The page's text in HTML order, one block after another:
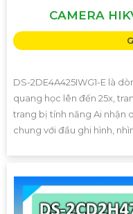
CAMERA
DS-2DE4A425IWG1-E là
quang học lên đến 25x,
trang bị tính năng Ai nhận
chung với đầu ghi hình,